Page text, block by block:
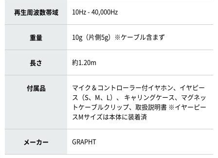
再生周波数帯域 10Hz - 40,000Hz
重量 10g（片側5g）※ケーブル含まず
長さ 約1.20m
付属品
マイク＆コントローラー付イヤホン、イヤピー
ス（S、M、L）、 キャリングケース、マグネッ
トケーブルクリップ、取扱説明書 ※イヤーピー
スMサイズは本体に装着済
メーカー GRAPHT